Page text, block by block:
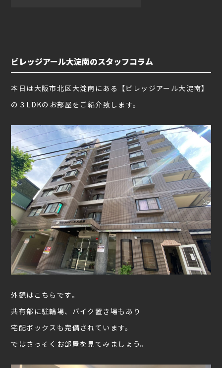
ビレッジアール大淀南のスタッフコラム
本日は大阪市北区大淀南にある【ビレッジアール大淀南】
の３LDKのお部屋をご紹介致します。
外観はこちらです。
共有部に駐輪場、バイク置き場もあり
宅配ボックスも完備されています。
ではさっそくお部屋を見てみましょう。